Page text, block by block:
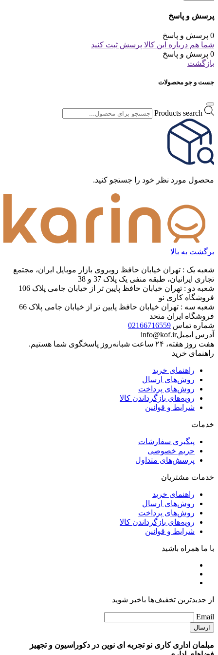
پرسش و پاسخ
0 پرسش و پاسخ
شما هم درباره این کالا پرسش ثبت کنید
0 پرسش و پاسخ
بازگشت
جست و جو محصولات
Products search
محصول مورد نظر خود را جستجو کنید.
برگشت به بالا
شعبه یک : تهران خیابان حافظ روبروی بازار موبایل ایران، مجتمع
تجاری ایرانیان، طبقه منفی یک پلاک 37 و 38
شعبه دو : تهران خیابان حافظ پایین تر از خیابان جامی پلاک 106
فروشگاه کاری نو
شعبه سه : تهران خیابان حافظ پایین تر از خیابان جامی پلاک 66
فروشگاه ایران متحد
شماره تماس 02166716559
آدرس ایمیلinfo@kof.ir
هفت روز هفته، ۲۴ ساعت شبانه‌روز پاسخگوی شما هستیم.
راهنمای خرید
راهنمای خرید
روش‌های ارسال
روش‌های پرداخت
رویه‌های بازگرداندن کالا
شرایط و قوانین
خدمات
پیگیری سفارشات
حریم خصوصی
پرسش‌های متداول
خدمات مشتریان
راهنمای خرید
روش‌های ارسال
روش‌های پرداخت
رویه‌های بازگرداندن کالا
شرایط و قوانین
با ما همراه باشید
از جدیدترین تخفیف‌ها باخبر شوید
Email
مبلمان اداری کاری نو تجربه ای نوین در دکوراسیون و تجهیز